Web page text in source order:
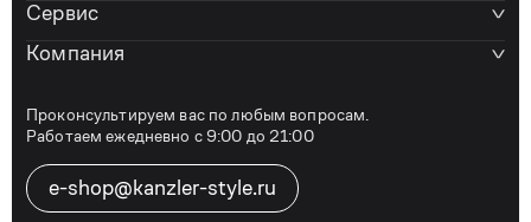
Сервис
Компания
Проконсультируем вас по любым вопросам.
Работаем ежедневно с 9:00 до 21:00
e-shop@kanzler-style.ru